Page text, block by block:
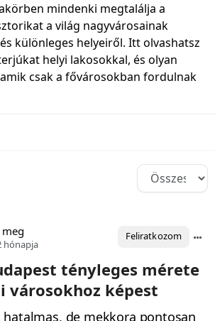
mindenki megtalálja a
a világ nagyvárosainak
különleges helyeiről. Itt olvashatsz
helyi lakosokkal, és olyan
csak a fővárosokban fordulnak
hónapja
Feliratkozom
tényleges mérete
városokhoz képest
de mekkora pontosan